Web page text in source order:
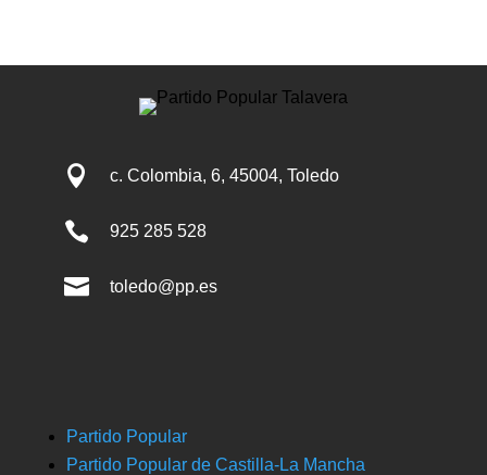
 c. Colombia, 6, 45004, Toledo
 925 285 528
 toledo@pp.es
Partido Popular
Partido Popular de Castilla-La Mancha